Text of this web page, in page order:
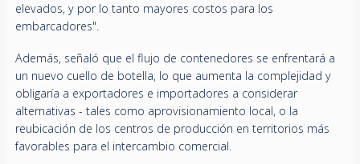
elevados, y por lo tanto mayores costos para los
embarcadores".
Además, señaló que el flujo de contenedores se enfrentará a
un nuevo cuello de botella, lo que aumenta la complejidad y
obligaría a exportadores e importadores a considerar
alternativas - tales como aprovisionamiento local, o la
reubicación de los centros de producción en territorios más
favorables para el intercambio comercial.